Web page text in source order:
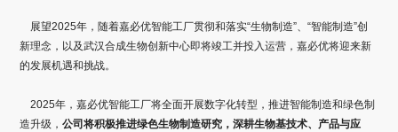
展望2025年，随着嘉必优智能工厂贯彻和落实“生物制造”、“智能制造”创
新理念，以及武汉合成生物创新中心即将竣工并投入运营，嘉必优将迎来新
的发展机遇和挑战。
2025年，嘉必优智能工厂将全面开展数字化转型，推进智能制造和绿色制
造升级，公司将积极推进绿色生物制造研究，深耕生物基技术、产品与应